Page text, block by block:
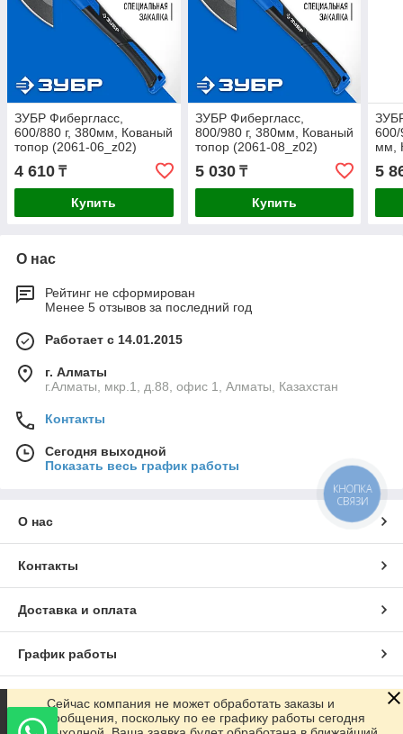
ЗУБР Фибергласс,
600/880 г, 380мм, Кованый
топор (2061-06_z02)
4 610 ₸
Купить
ЗУБР Фибергласс,
800/980 г, 380мм, Кованый
топор (2061-08_z02)
5 030₸
Купить
600/
мм,
5
О нас
Рейтинг не сформирован
Менее 5 отзывов за последний год
Работает с 14.01.2015
г. Алматы
г.Алматы, мкр.1, д.88, офис 1, Алматы, Казахстан
Контакты
Сегодня выходной
Показать весь график работы
О нас
Контакты
Доставка и оплата
График работы
Полная версия сайта
Сейчас компания не может обработать заказы и
сообщения, поскольку по ее графику работы сегодня
КНОПКА
СВЯЗИ